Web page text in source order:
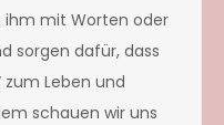
ihm mit Worten oder
sorgen dafür, dass
zum Leben und
schauen wir uns